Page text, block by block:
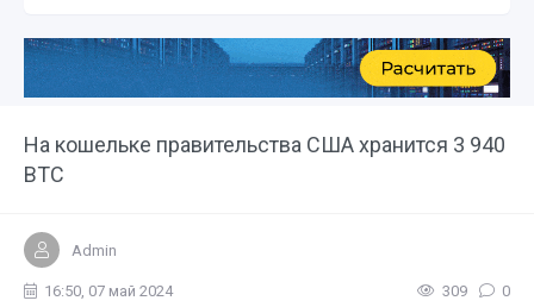
На кошельке правительства США хранится 3 940
BTC
Admin
16:50, 07 май 2024 309 0